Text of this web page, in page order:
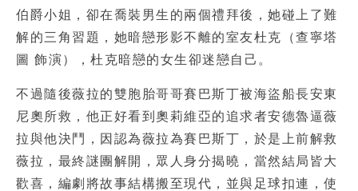
伯爵小姐，卻在喬裝男生的兩個禮拜後，她碰上了難
解的三角習題，她暗戀形影不離的室友杜克（查寧塔
圖 飾演），杜克暗戀的女生卻迷戀自己。
不過隨後薇拉的雙胞胎哥哥賽巴斯丁被海盜船長安東
尼奧所救，他正好看到奧莉維亞的追求者安德魯逼薇
拉與他決鬥，因認為薇拉為賽巴斯丁，於是上前解救
薇拉，最終謎團解開，眾人身分揭曉，當然結局皆大
歡喜，編劇將故事結構搬至現代，並與足球扣連，使